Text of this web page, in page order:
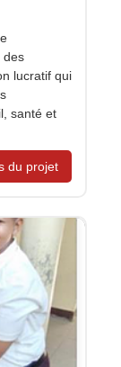
des
lucratif qui
santé et
du projet